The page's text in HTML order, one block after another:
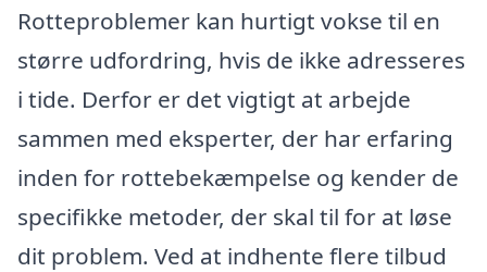
Rotteproblemer kan hurtigt vokse til en
større udfordring, hvis de ikke adresseres
i tide. Derfor er det vigtigt at arbejde
sammen med eksperter, der har erfaring
inden for rottebekæmpelse og kender de
specifikke metoder, der skal til for at løse
dit problem. Ved at indhente flere tilbud